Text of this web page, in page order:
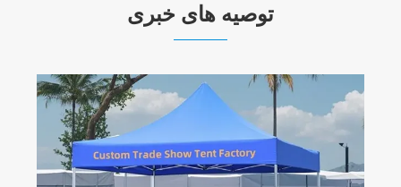
توصیه های خبری